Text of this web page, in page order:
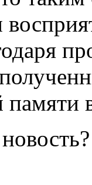
памяти